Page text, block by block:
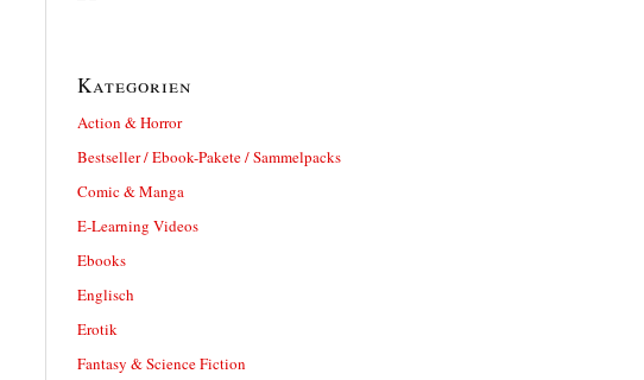
Kategorien
Action & Horror
Bestseller / Ebook-Pakete / Sammelpacks
Comic & Manga
E-Learning Videos
Ebooks
Englisch
Erotik
Fantasy & Science Fiction